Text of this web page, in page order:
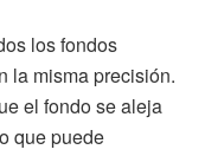
los fondos
la misma precisión.
el fondo se aleja
que puede